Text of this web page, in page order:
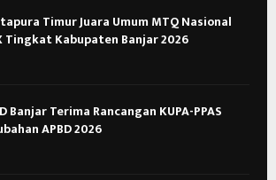
Timur Juara Umum MTQ Nasional
Tingkat Kabupaten Banjar 2026
Banjar Terima Rancangan KUPA-PPAS
APBD 2026